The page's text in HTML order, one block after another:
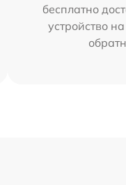
бесплатно
устройство